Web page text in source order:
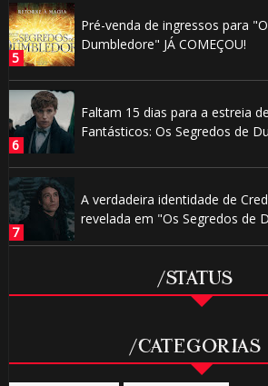
Pré-venda de ingressos para
Dumbledore" JÁ COMEÇOU!
Faltam 15 dias para a estreia
Fantásticos: Os Segredos de
A verdadeira identidade de
revelada em "Os Segredos de
/STATUS
/CATEGORIAS